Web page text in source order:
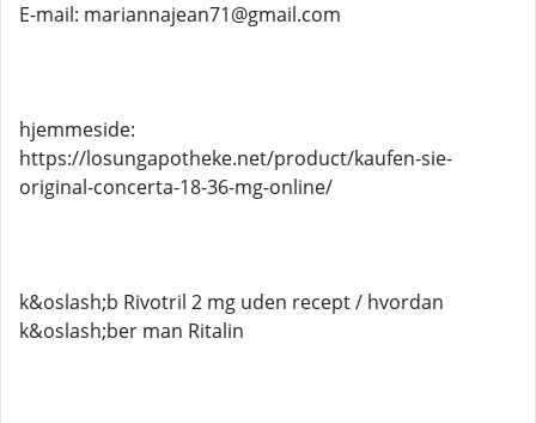
E-mail: mariannajean71@gmail.com
hjemmeside:
https://losungapotheke.net/product/kaufen-sie-
original-concerta-18-36-mg-online/
k&oslash;b Rivotril 2 mg uden recept / hvordan
k&oslash;ber man Ritalin